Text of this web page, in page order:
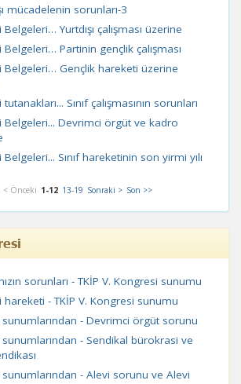
mücadelenin sorunları-3
Yurtdışı çalışması üzerine
Belgeleri… Partinin gençlik çalışması
Belgeleri… Gençlik hareketi üzerine
Sınıf çalışmasının sorunları
Belgeleri... Devrimci örgüt ve kadro
Sınıf hareketinin son yirmi yılı
< Önceki 1-12 13-19 Sonraki > Son >>
sorunları - TKİP V. Kongresi sunumu
- TKİP V. Kongresi sunumu
sunumlarından - Devrimci örgüt sorunu
sunumlarından - Sendikal bürokrasi ve
sunumlarından - Alevi sorunu ve Alevi